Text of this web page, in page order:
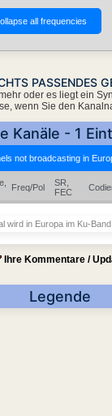
PASSENDES
oder es liegt ein
wenn Sie den
Kanäle - 1
Freq/Pol
SR,
FEC
wird in Europa im Ku-
Ihre Kommentare /
Legende